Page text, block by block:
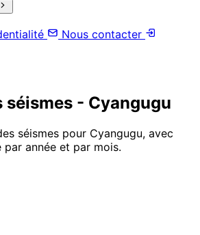
Nous contacter
séismes - Cyangugu
séismes pour Cyangugu, avec
année et par mois.